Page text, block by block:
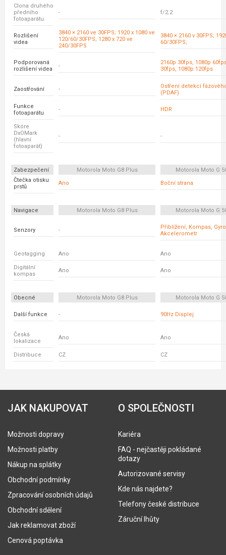
Clona druhého
předního
fotoaparátu
- f/2.2
Rozlišení
videa
3840 × 2160 ve 30FPS; 1920 x 1080 ve
120/60/30FPS; 1280 x 720 ve
240/30FPS
3840 × 2160 v 30FPS;
60/30FPS;
Podporovaná
rozlišení videa
-
2160p 30fps, 1080p
30fps, 1080p 120fps
Zaostřování -
Ostření detekcí
(PDAF)
Funkce
fotoaparátu
- HDR
Skóre
DxOMark
(hlavní
fotoaparát)
- -
Zabezpečení Motorola Moto G8 Plus
Motorola Moto G
Čtečka otisku
prstů
Ano Boční strana
Navigace Motorola Moto G8 Plus Motorola Moto G
Senzory -
Přiblížení, Kompas,
Akcelerometr
Geotagging Ano Ano
Digitální
kompas
Ano Ano
Obecné Motorola Moto G8 Plus Motorola Moto G
Další funkce - 90Hz Displej
Česká
lokalizace
Ano Ano
Distribuce CZ CZ
JAK NAKUPOVAT
Možnosti dopravy
Možnosti platby
Nákup na splátky
Obchodní podmínky
Zpracování osobních údajů
Obchodní sdělení
Jak reklamovat zboží
Cenová poptávka
O SPOLEČNOSTI
Kariéra
FAQ - nejčastěji pokládané
dotazy
Autorizované servisy
Kde nás najdete?
Telefony české distribuce
Záruční lhůty